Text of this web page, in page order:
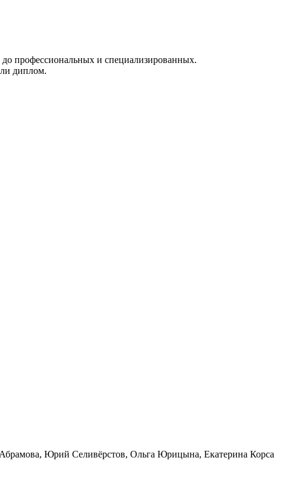
профессиональных и специализированных.
диплом.
Юрий Селивёрстов, Ольга Юрицына, Екатерина Корса